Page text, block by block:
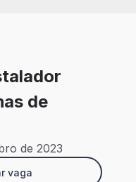
de
de 2023
vaga